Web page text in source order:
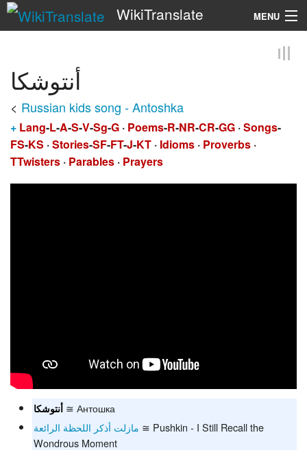
WikiTranslate MENU
أنتوشكا
< Russian kids song - Antoshka
+ Lang-L-A-S-V-Sg-G · Poems-R-NR-CR-GG ·Songs-
FS-KS ·Stories-SF-FT-J-KT · Idioms · Proverbs ·
TTwisters · Parables · Prayers
أنتوشكا ≅ Антошка
مازلت أذكر اللحظة الرائعة ≅ Pushkin - I Still Recall the
Wondrous Moment